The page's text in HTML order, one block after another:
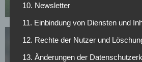
12.05.2026
10. Newsletter
11. Einbindung von Diensten und
12. Rechte der Nutzer und
13. Änderungen der